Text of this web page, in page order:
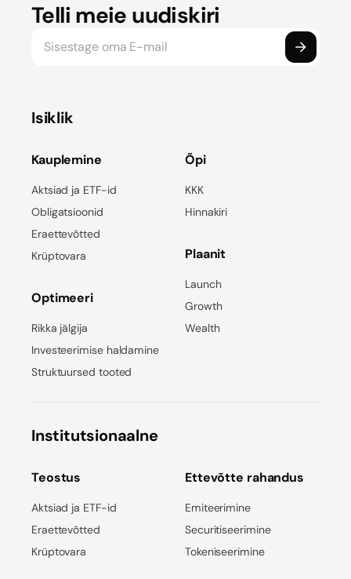
Telli meie uudiskiri
Isiklik
Kauplemine
Aktsiad ja ETF-id
Obligatsioonid
Eraettevõtted
Krüptovara
Optimeeri
Rikka jälgija
Investeerimise haldamine
Struktuursed tooted
Õpi
KKK
Hinnakiri
Plaanit
Launch
Growth
Wealth
Institutsionaalne
Teostus
Aktsiad ja ETF-id
Eraettevõtted
Krüptovara
Ettevõtte rahandus
Emiteerimine
Securitiseerimine
Tokeniseerimine